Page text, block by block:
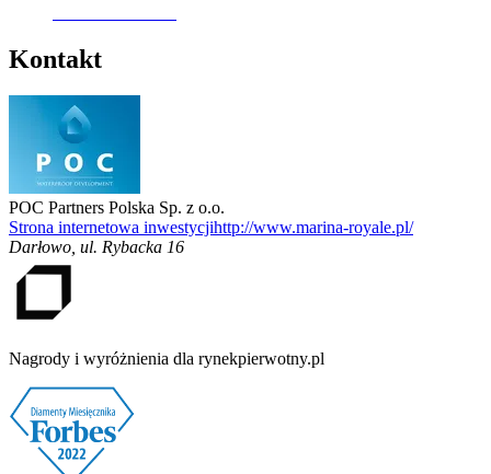
Kontakt
POC Partners Polska Sp. z o.o.
Strona internetowa inwestycjihttp://www.marina-royale.pl/
Darłowo, ul. Rybacka 16
Nagrody i wyróżnienia dla rynekpierwotny.pl